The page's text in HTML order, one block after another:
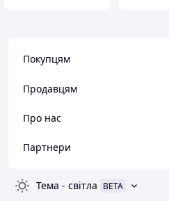
Покупцям
Продавцям
Про нас
Партнери
Тема - світла BETA